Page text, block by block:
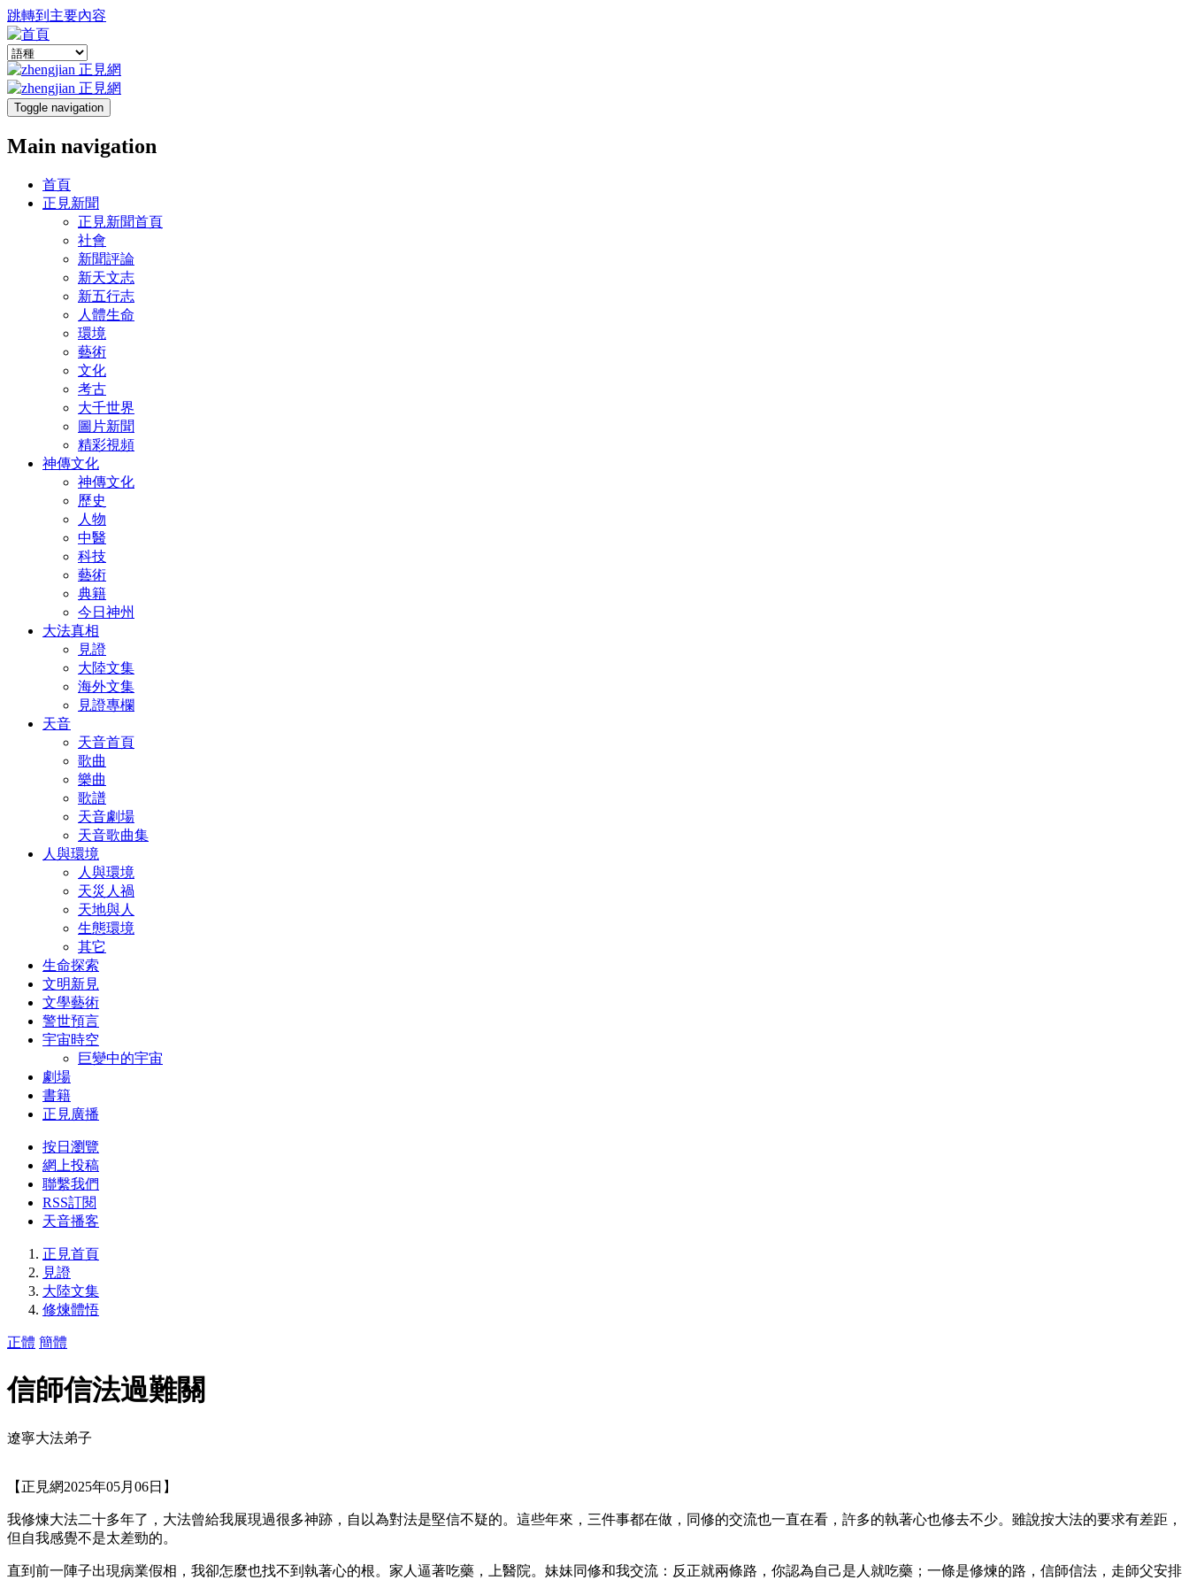
跳轉到主要內容
Toggle navigation
Main navigation
首頁
正見新聞
正見新聞首頁
社會
新聞評論
新天文志
新五行志
人體生命
環境
藝術
文化
考古
大千世界
圖片新聞
精彩視頻
神傳文化
神傳文化
歷史
人物
中醫
科技
藝術
典籍
今日神州
大法真相
見證
大陸文集
海外文集
見證專欄
天音
天音首頁
歌曲
樂曲
歌譜
天音劇場
天音歌曲集
人與環境
人與環境
天災人禍
天地與人
生態環境
其它
生命探索
文明新見
文學藝術
警世預言
宇宙時空
巨變中的宇宙
劇場
書籍
正見廣播
按日瀏覽
網上投稿
聯繫我們
RSS訂閱
天音播客
正見首頁
見證
大陸文集
修煉體悟
正體 簡體
信師信法過難關
遼寧大法弟子
【正見網2025年05月06日】
我修煉大法二十多年了，大法曾給我展現過很多神跡，自以為對法是堅信不疑的。這些年來，三件事都在做，同修的交流也一直在看，許多的執著心也修去不少。雖說按大法的要求有差距，
但自我感覺不是太差勁的。
直到前一陣子出現病業假相，我卻怎麼也找不到執著心的根。家人逼著吃藥，上醫院。妹妹同修和我交流：反正就兩條路，你認為自己是人就吃藥；一條是修煉的路，信師信法，走師父安排